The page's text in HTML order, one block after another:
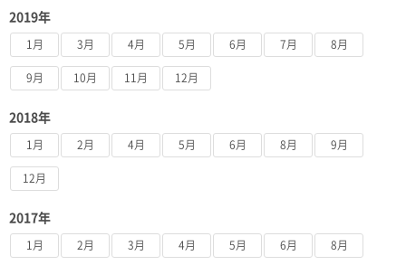
2019年
1月 3月 4月 5月 6月 7月 8月
9月 10月 11月 12月
2018年
1月 2月 4月 5月 6月 8月 9月
12月
2017年
1月 2月 3月 4月 5月 6月 8月